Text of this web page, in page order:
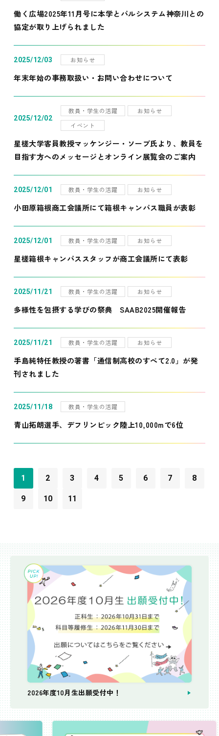
働く広場2025年11月号に本学とパルシステム神奈川との
協定が取り上げられました
2025/12/03 お知らせ
年末年始の事務取扱い・お問い合わせについて
2025/12/02
教員・学生の活躍
お知らせ
イベント
星槎大学客員教授マッケンジー・ソープ氏より、教員を
目指す方へのメッセージとオンライン展覧会のご案内
2025/12/01 教員・学生の活躍 お知らせ
小田原箱根商工会議所にて箱根キャンパス職員が表彰
2025/12/01 教員・学生の活躍 お知らせ
星槎箱根キャンパススタッフが商工会議所にて表彰
2025/11/21 教員・学生の活躍 お知らせ
多様性を包摂する学びの祭典 SAAB2025開催報告
2025/11/21 教員・学生の活躍 お知らせ
手島純特任教授の著書「通信制高校のすべて2.0」が発
刊されました
2025/11/18 教員・学生の活躍
青山拓朗選手、デフリンピック陸上10,000mで6位
1 2 3 4 5 6 7 8
9 10 11
2026年度10月生出願受付中！